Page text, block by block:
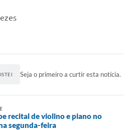
Seja o primeiro a curtir esta notícia.
recital de violino e piano no
segunda-feira